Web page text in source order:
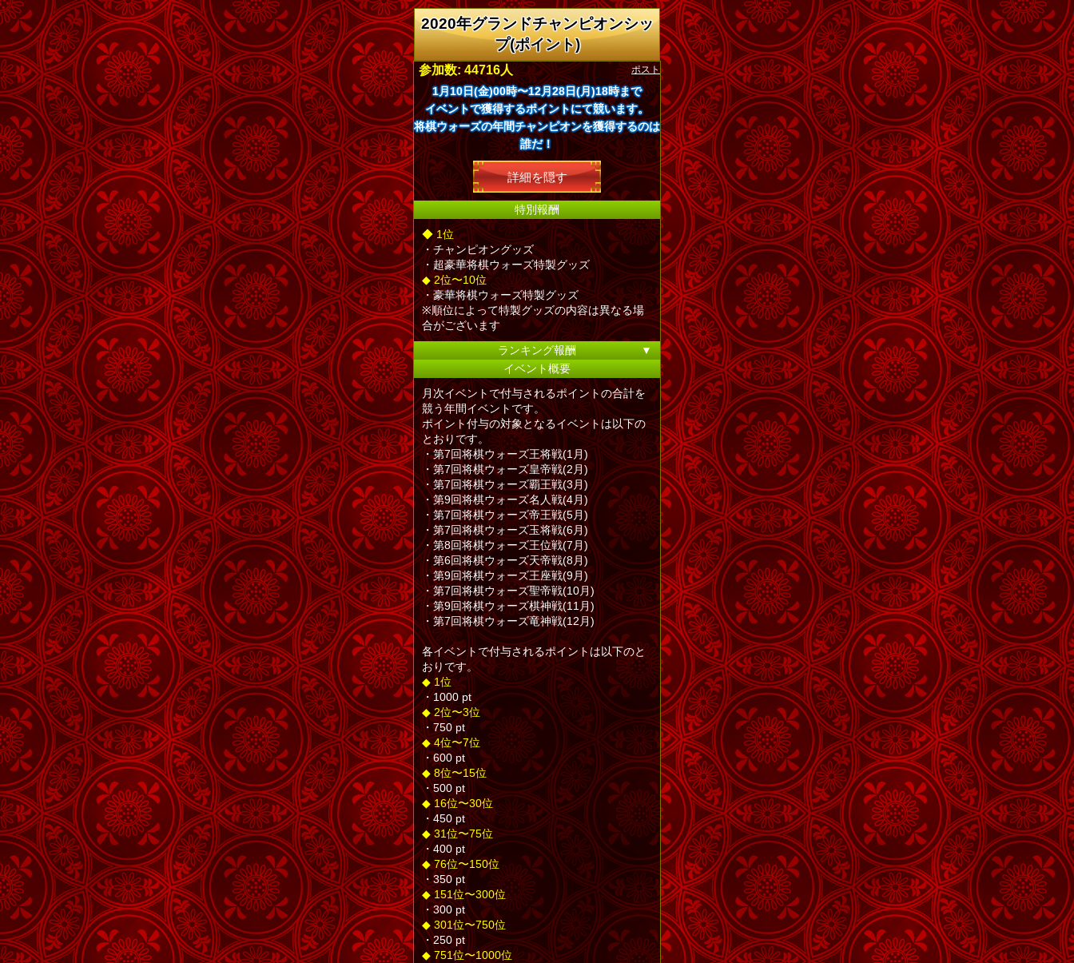
2020年グランドチャンピオンシッ
プ(ポイント)
ポスト
参加数: 44716人
1月10日(金)00時〜12月28日(月)18時まで
イベントで獲得するポイントにて競います。
将棋ウォーズの年間チャンピオンを獲得するのは
誰だ！
詳細を隠す
特別報酬
◆ 1位
・チャンピオングッズ
・超豪華将棋ウォーズ特製グッズ
◆ 2位〜10位
・豪華将棋ウォーズ特製グッズ
※順位によって特製グッズの内容は異なる場
合がございます
ランキング報酬
▼
イベント概要
月次イベントで付与されるポイントの合計を
競う年間イベントです。
ポイント付与の対象となるイベントは以下の
とおりです。
・第7回将棋ウォーズ王将戦(1月)
・第7回将棋ウォーズ皇帝戦(2月)
・第7回将棋ウォーズ覇王戦(3月)
・第9回将棋ウォーズ名人戦(4月)
・第7回将棋ウォーズ帝王戦(5月)
・第7回将棋ウォーズ玉将戦(6月)
・第8回将棋ウォーズ王位戦(7月)
・第6回将棋ウォーズ天帝戦(8月)
・第9回将棋ウォーズ王座戦(9月)
・第7回将棋ウォーズ聖帝戦(10月)
・第9回将棋ウォーズ棋神戦(11月)
・第7回将棋ウォーズ竜神戦(12月)
各イベントで付与されるポイントは以下のと
おりです。
◆ 1位
・1000 pt
◆ 2位〜3位
・750 pt
◆ 4位〜7位
・600 pt
◆ 8位〜15位
・500 pt
◆ 16位〜30位
・450 pt
◆ 31位〜75位
・400 pt
◆ 76位〜150位
・350 pt
◆ 151位〜300位
・300 pt
◆ 301位〜750位
・250 pt
◆ 751位〜1000位